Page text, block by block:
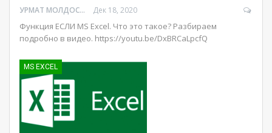
УРМАТ МОЛДОСАНОВ Дек 18, 2020
Функция ЕСЛИ MS Excel. Что это такое? Разбираем
подробно в видео. https://youtu.be/DxBRCaLpcfQ
MS EXCEL